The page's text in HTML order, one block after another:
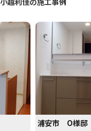
浦安市 O様邸